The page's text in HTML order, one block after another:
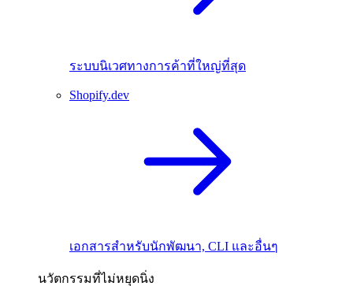
ระบบนิเวศทางการค้าที่ใหญ่ที่สุด
Shopify.dev
เอกสารสำหรับนักพัฒนา, CLI และอื่นๆ
นวัตกรรมที่ไม่หยุดนิ่ง